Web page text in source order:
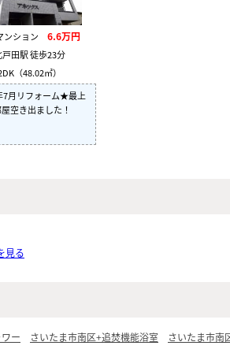
ンション 6.6万円
戸田駅 徒歩23分
（48.02㎡）
月リフォーム★最上
空き出ました！
見る
ー さいたま市南区+追焚機能浴室 さいたま市南